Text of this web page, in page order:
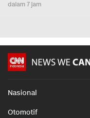
dalam 7 jam
Nasional
Otomotif